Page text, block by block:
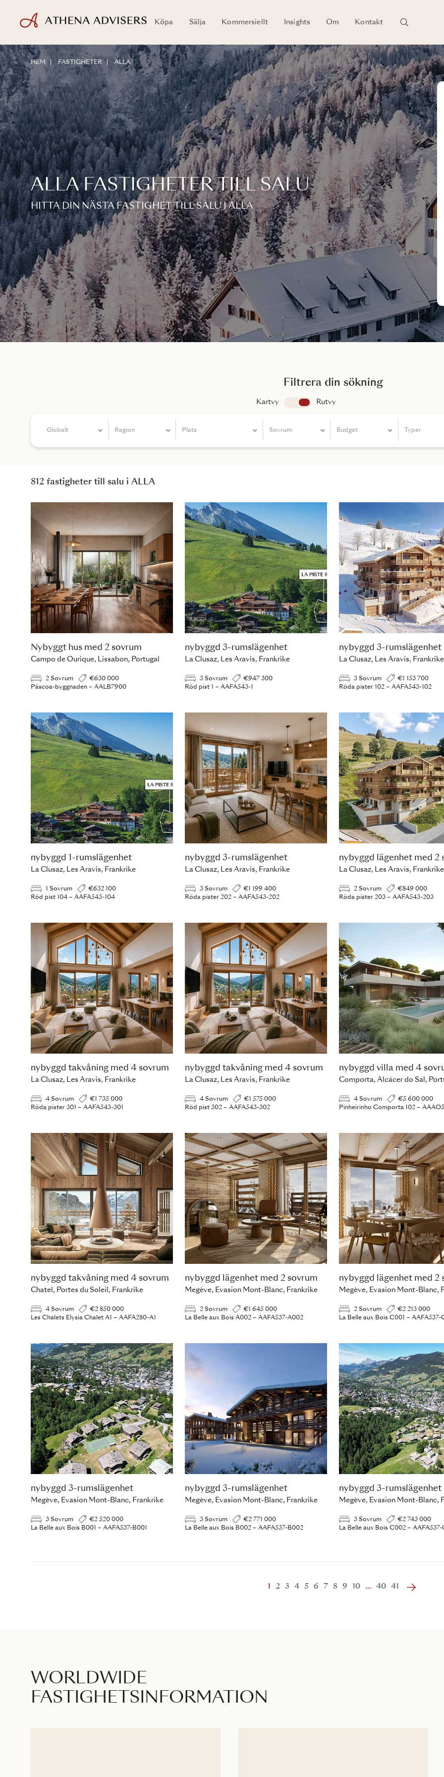
Köpa Sälja Kommersiellt Insights Om Kontakt
HEM FASTIGHETER ALLA
ALLA FASTIGHETER TILL SALU
HITTA DIN NÄSTA FASTIGHET TILL SALU I ALLA
Filtrera din sökning
Kartvy app.search.view
Rutvy
Globalt Region Plats Sovrum
Sovrum Budget Typer
812 fastigheter till salu i ALLA
Nybyggt hus med 2 sovrum
Campo de Ourique, Lissabon, Portugal
2 Sovrum
€630 000
Páscoa-byggnaden – AALB7900
nybyggd 3-rumslägenhet
La Clusaz, Les Aravis, Frankrike
3 Sovrum
€947 300
Röd pist 1 – AAFA543-1
nybyggd 3-rumslägenhet
La Clusaz, Les Aravis, Frankrike
3 Sovrum
€1 153 700
Röda pister 102 – AAFA543-102
nybyggd 1-rumslägenhet
La Clusaz, Les Aravis, Frankrike
1 Sovrum
€632 100
Röd pist 104 – AAFA543-104
nybyggd 3-rumslägenhet
La Clusaz, Les Aravis, Frankrike
3 Sovrum
€1 199 400
Röda pister 202 – AAFA543-202
nybyggd lägenhet med 2
La Clusaz, Les Aravis, Frankrike
2 Sovrum
€849 000
Röda pister 203 – AAFA543-203
nybyggd takvåning med 4 sovrum
La Clusaz, Les Aravis, Frankrike
4 Sovrum
€1 735 000
Röda pister 301 – AAFA543-301
nybyggd takvåning med 4 sovrum
La Clusaz, Les Aravis, Frankrike
4 Sovrum
€1 575 000
Röd pist 302 – AAFA543-302
nybyggd villa med 4
Comporta, Alcácer do Sal,
4 Sovrum
€5 600 000
Pinheirinho Comporta 102 –
nybyggd takvåning med 4 sovrum
Chatel, Portes du Soleil, Frankrike
4 Sovrum
€2 850 000
Les Chalets Elysia Chalet A1 – AAFA280-A1
nybyggd lägenhet med 2 sovrum
Megève, Evasion Mont-Blanc, Frankrike
2 Sovrum
€1 645 000
La Belle aux Bois A002 – AAFA537-A002
nybyggd lägenhet med 2
Megève, Evasion Mont-Blanc,
2 Sovrum
€2 213 000
La Belle aux Bois C001 – AAFA537-
nybyggd 3-rumslägenhet
Megève, Evasion Mont-Blanc, Frankrike
3 Sovrum
€2 520 000
La Belle aux Bois B001 – AAFA537-B001
nybyggd 3-rumslägenhet
Megève, Evasion Mont-Blanc, Frankrike
3 Sovrum
€2 771 000
La Belle aux Bois B002 – AAFA537-B002
nybyggd 3-rumslägenhet
Megève, Evasion Mont-Blanc,
3 Sovrum
€2 743 000
La Belle aux Bois C002 –
1 2 3 4 5 6 7 8 9 10 ... 40 41
WORLDWIDE
FASTIGHETSINFORMATION